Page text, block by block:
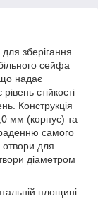
зберігання
сейфа
надає
стійкості
Конструкція
мм (корпус) та
самого
отвори для
діаметром
площині.